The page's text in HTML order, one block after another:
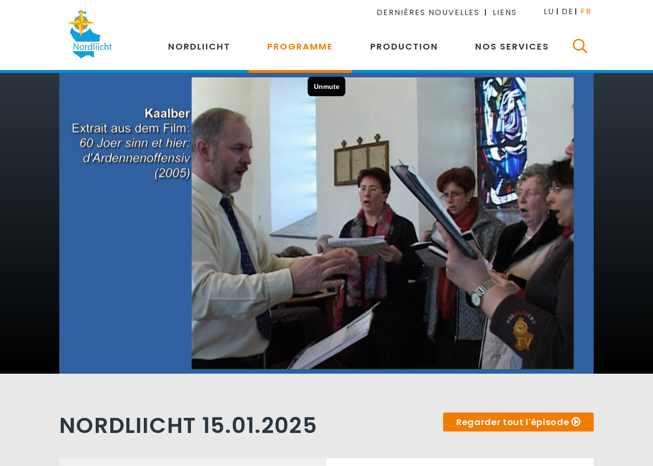
DERNIÈRES NOUVELLES LIENS LU DE FR
NORDLIICHT PROGRAMME PRODUCTION NOS SERVICES
NORDLIICHT 15.01.2025 Regarder tout l'épisode